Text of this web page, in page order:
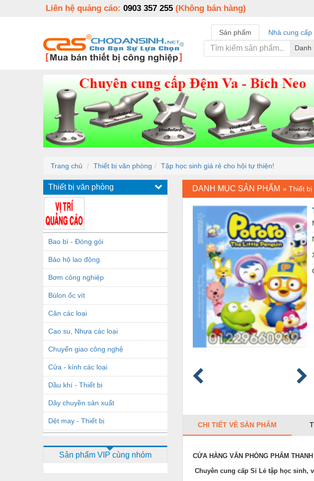
Liên hệ quảng cáo: 0903 357 255 (Không bán hàng)
Sản phẩm Nhà cung cấp
Danh
Trang chủ Thiết bị văn phòng Tập học sinh giá rẻ cho hội tự thiện!
Thiết bị văn phòng
Bao bì - Đóng gói
Bảo hộ lao động
Bơm công nghiệp
Bùlon ốc vít
Cân các loại
Cao su, Nhựa các loại
Chuyển giao công nghệ
Cửa - kính các loại
Dầu khí - Thiết bị
Dây chuyền sản xuất
Dệt may - Thiết bị
Dịch vụ - Thi công
Sản phẩm VIP cùng nhóm
DANH MỤC SẢN PHẨM » Thiết bị
CHI TIẾT VỀ SẢN PHẨM
CỬA HÀNG VĂN PHÒNG PHẨM
Chuyên cung cấp Sỉ Lẻ tập học sinh,